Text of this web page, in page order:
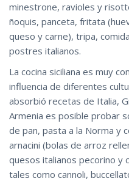
minestrone, ravioles y
ñoquis, panceta, fritata
queso y carne), tripa,
postres italianos.
La cocina siciliana es muy
influencia de diferentes
absorbió recetas de Italia,
Armenia es posible probar
de pan, pasta a la Norma y
arnacini (bolas de arroz
quesos italianos pecorino y
tales como cannoli,